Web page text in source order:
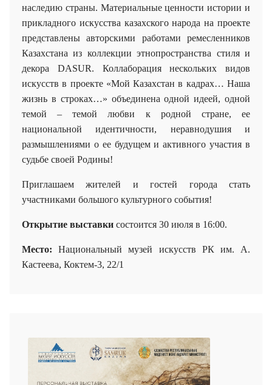
наследию страны. Материальные ценности истории и
прикладного искусства казахского народа на проекте
представлены авторскими работами ремесленников
Казахстана из коллекции этнопространства стиля и
декора DASUR. Коллаборация нескольких видов
искусств в проекте «Мой Казахстан в кадрах… Наша
жизнь в строках…» объединена одной идеей, одной
темой – темой любви к родной стране, ее
национальной идентичности, неравнодушия и
размышлениями о ее будущем и активного участия в
судьбе своей Родины!
Приглашаем жителей и гостей города стать
участниками большого культурного события!
Открытие выставки состоится 30 июля в 16:00.
Место: Национальный музей искусств РК им. А.
Кастеева, Коктем-3, 22/1